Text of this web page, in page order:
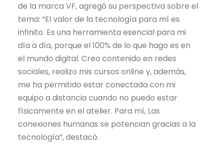
de la marca VF, agregó su perspectiva sobre el
tema: “El valor de la tecnología para mí es
infinito. Es una herramienta esencial para mi
día a día, porque el 100% de lo que hago es en
el mundo digital. Creo contenido en redes
sociales, realizo mis cursos online y, además,
me ha permitido estar conectada con mi
equipo a distancia cuando no puedo estar
físicamente en el atelier. Para mí, Las
conexiones humanas se potencian gracias a la
tecnología”, destacó.